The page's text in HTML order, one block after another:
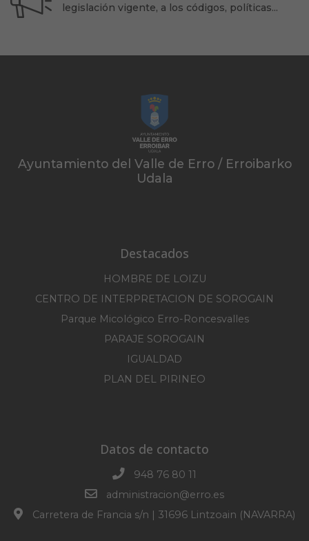
legislación vigente, a los códigos, políticas...
Ayuntamiento del Valle de Erro / Erroibarko
Udala
Destacados
HOMBRE DE LOIZU
CENTRO DE INTERPRETACION DE SOROGAIN
Parque Micológico Erro-Roncesvalles
PARAJE SOROGAIN
IGUALDAD
PLAN DEL PIRINEO
Datos de contacto
948 76 80 11
administracion@erro.es
Carretera de Francia s/n | 31696 Lintzoain (NAVARRA)